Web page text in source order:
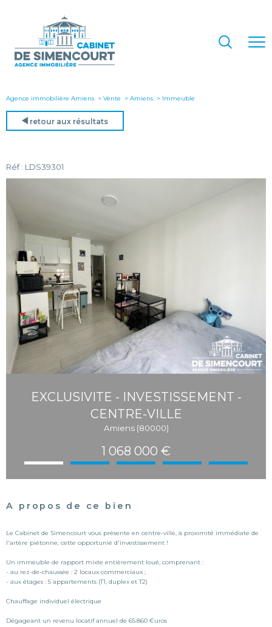
Agence immobilière Amiens Vente Amiens immeuble
retour aux résultats
Réf : LDS39301
EXCLUSIVITE - INVESTISSEMENT -
CENTRE-VILLE
Amiens (80000)
1 068 000 €
A propos de ce bien
Le Cabinet de Simencourt vous présente en centre-ville, à proximité immédiate de
l'artère piétonne, cette opportunié d'investissement !
Un immeuble de rapport mixte entièrement loué, comprenant :
- au rez-de-chaussée : 2 locaux commerciaux ;
- aux étages : 5 appartements (T1, duplex et T2)
Chauffage individuel électrique
Dégageant un revenu locatif annuel de 65.860 €uros